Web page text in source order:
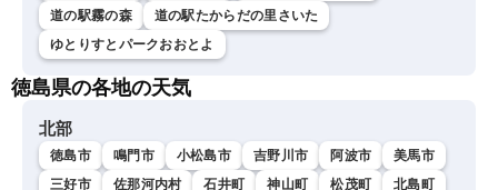
道の駅霧の森
道の駅たからだの里さいた
ゆとりすとパークおおとよ
徳島県の各地の天気
北部
徳島市 鳴門市 小松島市 吉野川市 阿波市
美馬市
三好市
佐那河内村 石井町 神山町 松茂町 北島町